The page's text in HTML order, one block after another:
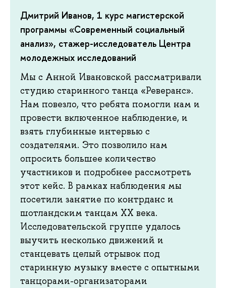
Дмитрий Иванов, 1 курс магистерской
программы «Современный социальный
анализ», стажер-исследователь Центра
молодежных исследований
Мы с Анной Ивановской рассматривали
студию старинного танца «Реверанс».
Нам повезло, что ребята помогли нам и
провести включенное наблюдение, и
взять глубинные интервью с
создателями. Это позволило нам
опросить большее количество
участников и подробнее рассмотреть
этот кейс. В рамках наблюдения мы
посетили занятие по контрданс и
шотландским танцам ХХ века.
Исследовательской группе удалось
выучить несколько движений и
станцевать целый отрывок под
старинную музыку вместе с опытными
танцорами-организаторами